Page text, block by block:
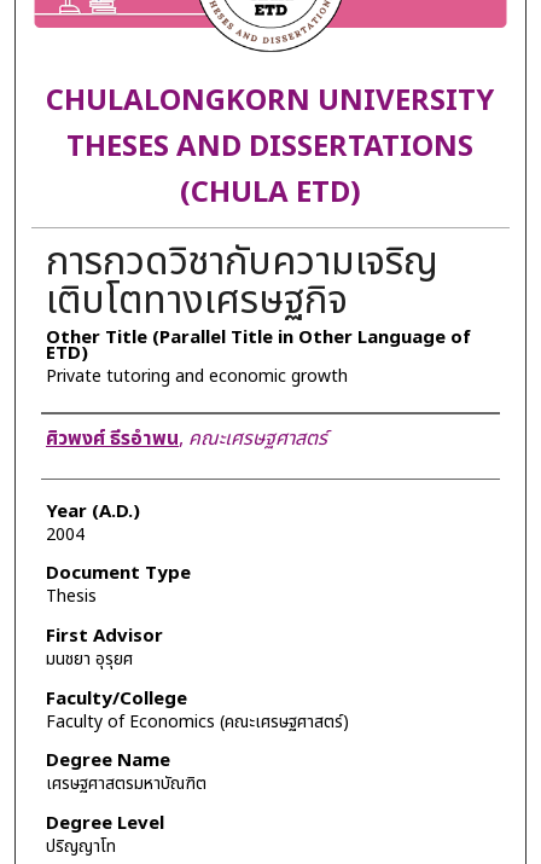
CHULALONGKORN UNIVERSITY
THESES AND DISSERTATIONS
(CHULA ETD)
การกวดวิชากับความเจริญ
เติบโตทางเศรษฐกิจ
Other Title (Parallel Title in Other Language of
ETD)
Private tutoring and economic growth
Author
ศิวพงศ์ ธีรอำพน, คณะเศรษฐศาสตร์
Year (A.D.)
2004
Document Type
Thesis
First Advisor
มนชยา อุรุยศ
Faculty/College
Faculty of Economics (คณะเศรษฐศาสตร์)
Degree Name
เศรษฐศาสตรมหาบัณฑิต
Degree Level
ปริญญาโท